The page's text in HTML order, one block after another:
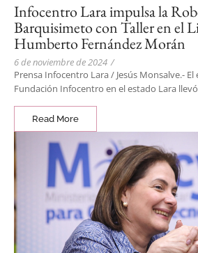
Infocentro Lara impulsa la
Barquisimeto con Taller en el
Humberto Fernández Morán
6 de noviembre de 2024 /
Prensa Infocentro Lara / Jesús Monsalve.-
Fundación Infocentro en el estado Lara
Read More